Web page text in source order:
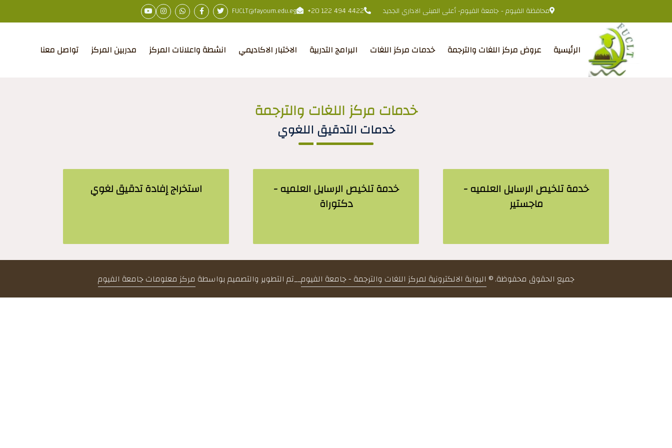
محافظة الفيوم - جامعة الفيوم- أعلى المبنى الاداري الجديد +20 122 494 4422
FUCLT@fayoum.edu.eg
الرئيسية عروض مركز اللغات والترجمة خدمات مركز اللغات البرامج التدربية الاختبار الاكاديمي انشطة واعلانات المركز مدربين المركز تواصل معنا
خدمات مركز اللغات والترجمة
خدمات التدقيق اللغوي
خدمة تلخيص الرسايل العلميه -
ماجستير
خدمة تلخيص الرسايل العلميه -
دكتوراة
استخراج إفادة تدقيق لغوي
جميع الحقوق محفوظة. © البوابة الالكترونية لمركز اللغات والترجمة - جامعة الفيوم__تم التطوير والتصميم بواسطة مركز معلومات جامعة الفيوم